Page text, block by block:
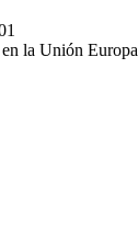
la Unión Europa